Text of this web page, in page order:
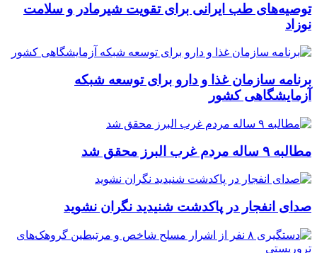
توصیه‌های طب ایرانی برای تقویت شیرمادر و سلامت
نوزاد
برنامه سازمان غذا و دارو برای توسعه شبکه
آزمایشگاهی کشور
مطالبه ۹ ساله مردم غرب البرز محقق شد
صدای انفجار در پاکدشت شنیدید نگران نشوید